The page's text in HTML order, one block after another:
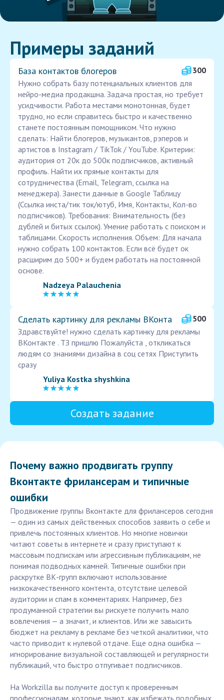
Примеры заданий
База контактов блогеров
300
Нужно собрать базу потенциальных клиентов для
нейро-медиа продакшна. Задача простая, но требует
усидчивости. Работа местами монотонная, будет
трудно, но если справитесь быстро и качественно
станете постоянным помощником. Что нужно
сделать: Найти блогеров, музыкантов, рэперов и
артистов в Instagram / TikTok / YouTube. Критерии:
аудитория от 20к до 500к подписчиков, активный
профиль. Найти их прямые контакты для
сотрудничества (Email, Telegram, ссылка на
менеджера). Занести данные в Google Таблицу
(Ссылка инста/тик ток/ютуб, Имя, Контакты, Кол-во
подписчиков). Требования: Внимательность (без
дублей и битых ссылок). Умение работать с поиском и
таблицами. Скорость исполнения. Объем: Для начала
нужно собрать 100 контактов. Если всё будет ок
расширим до 500+ и будем работать на постоянной
основе.
Nadzeya Palauchenia
Сделать картинку для рекламы ВКонта
500
Здравствуйте! нужно сделать картинку для рекламы
ВКонтакте . ТЗ пришлю Пожалуйста , откликаться
людям со знаниями дизайна в соц сетях Приступить
сразу
Yuliya Kostka shyshkina
Создать задание
Почему важно продвигать группу
Вконтакте фрилансерам и типичные
ошибки
Продвижение группы Вконтакте для фрилансеров сегодня
— один из самых действенных способов заявить о себе и
привлечь постоянных клиентов. Но многие новички
читают советы в интернете и сразу приступают к
массовым подпискам или агрессивным публикациям, не
понимая подводных камней. Типичные ошибки при
раскрутке ВК-групп включают использование
низкокачественного контента, отсутствие целевой
аудитории и спам в комментариях. Например, без
продуманной стратегии вы рискуете получить мало
вовлечения — а значит, и клиентов. Или же завысить
бюджет на рекламу в рекламе без четкой аналитики, что
часто приводит к нулевой отдаче. Еще одна ошибка —
игнорирование визуальной составляющей и регулярности
публикаций, что быстро отпугивает подписчиков.
На Workzilla вы получите доступ к проверенным